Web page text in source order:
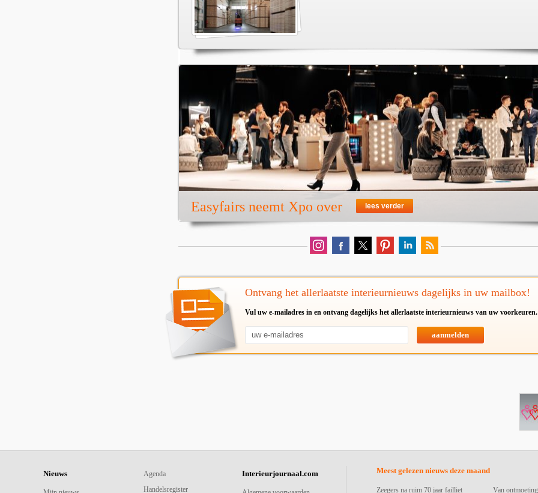
Easyfairs neemt Xpo over lees verder
Ontvang het allerlaatste interieurnieuws dagelijks in uw mailbox!
Vul uw e-mailadres in en ontvang dagelijks het allerlaatste interieurnieuws van uw voorkeuren.
aanmelden
Nieuws
Agenda
Handelsregister
Interieurjournaal.com Meest gelezen nieuws deze maand
Zeegers na ruim 70 jaar failliet Van